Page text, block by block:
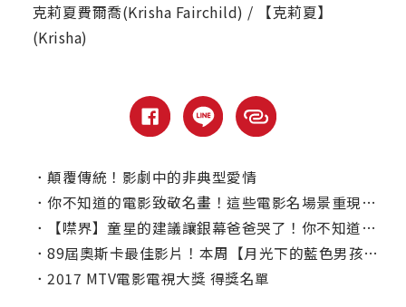
克莉夏費爾喬(Krisha Fairchild) / 【克莉夏】
(Krisha)
． 顛覆傳統！影劇中的非典型愛情
． 你不知道的電影致敬名畫！這些電影名場景重現經典藝術作品
．
【噤界】童星的建議讓銀幕爸爸哭了！你不知道的電影幕後有趣小事實
． 89屆奧斯卡最佳影片！本周【月光下的藍色男孩】首播
． 2017 MTV電影電視大獎 得獎名單